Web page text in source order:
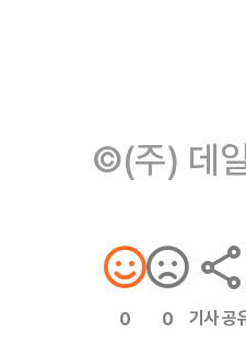
©(주) 데
0 0 기사 공